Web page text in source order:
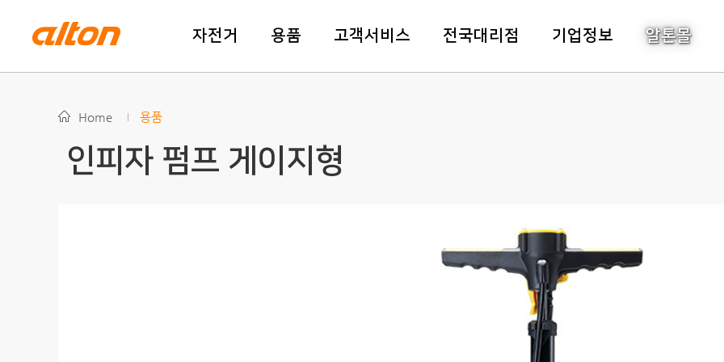
자전거 용품 고객서비스 전국대리점 기업정보 알톤몰
Home 용품
인피자 펌프 게이지형